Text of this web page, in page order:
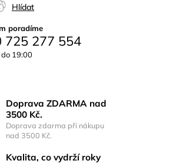
Hlídat
poradíme
725 277 554
19:00
Doprava ZDARMA nad
3500 Kč.
Doprava zdarma při nákupu
nad 3500 Kč.
Kvalita, co vydrží roky